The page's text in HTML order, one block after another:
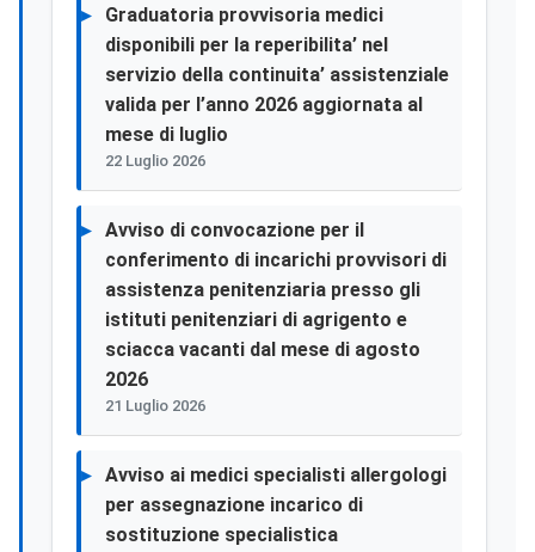
Graduatoria provvisoria medici
disponibili per la reperibilita’ nel
servizio della continuita’ assistenziale
valida per l’anno 2026 aggiornata al
mese di luglio
22 Luglio 2026
Avviso di convocazione per il
conferimento di incarichi provvisori di
assistenza penitenziaria presso gli
istituti penitenziari di agrigento e
sciacca vacanti dal mese di agosto
2026
21 Luglio 2026
Avviso ai medici specialisti allergologi
per assegnazione incarico di
sostituzione specialistica